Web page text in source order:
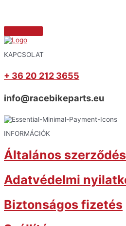
KAPCSOLAT
+ 36 20 212 3655
info@racebikeparts.eu
INFORMÁCIÓK
Általános
Adatvédelmi
Biztonságos fizetés